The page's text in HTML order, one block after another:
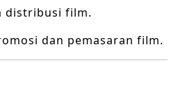
distribusi film.
dan pemasaran film.